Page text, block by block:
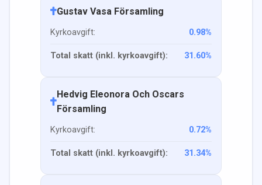
Gustav Vasa Församling
Kyrkoavgift: 0.98%
Total skatt (inkl. kyrkoavgift): 31.60%
Hedvig Eleonora Och Oscars
Församling
Kyrkoavgift: 0.72%
Total skatt (inkl. kyrkoavgift): 31.34%